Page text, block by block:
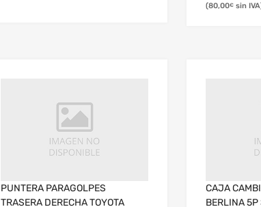
80,00€
PUNTERA PARAGOLPES
TRASERA DERECHA TOYOTA
CAJA
BERLINA